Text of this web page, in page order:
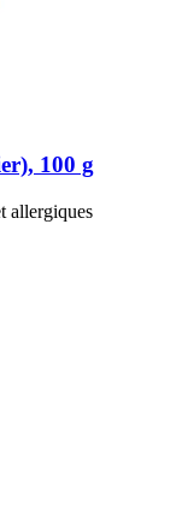
100 g
allergiques